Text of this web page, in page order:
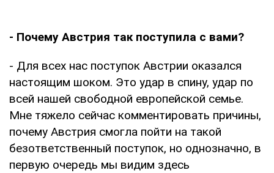
- Почему Австрия так поступила с вами?
- Для всех нас поступок Австрии оказался
настоящим шоком. Это удар в спину, удар по
всей нашей свободной европейской семье.
Мне тяжело сейчас комментировать причины,
почему Австрия смогла пойти на такой
безответственный поступок, но однозначно, в
первую очередь мы видим здесь